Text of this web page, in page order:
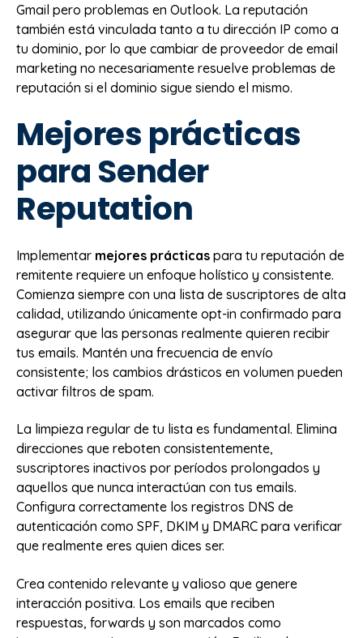
Gmail pero problemas en Outlook. La reputación
también está vinculada tanto a tu dirección IP como a
tu dominio, por lo que cambiar de proveedor de email
marketing no necesariamente resuelve problemas de
reputación si el dominio sigue siendo el mismo.
Mejores prácticas
para Sender
Reputation
Implementar mejores prácticas para tu reputación de
remitente requiere un enfoque holístico y consistente.
Comienza siempre con una lista de suscriptores de alta
calidad, utilizando únicamente opt-in confirmado para
asegurar que las personas realmente quieren recibir
tus emails. Mantén una frecuencia de envío
consistente; los cambios drásticos en volumen pueden
activar filtros de spam.
La limpieza regular de tu lista es fundamental. Elimina
direcciones que reboten consistentemente,
suscriptores inactivos por períodos prolongados y
aquellos que nunca interactúan con tus emails.
Configura correctamente los registros DNS de
autenticación como SPF, DKIM y DMARC para verificar
que realmente eres quien dices ser.
Crea contenido relevante y valioso que genere
interacción positiva. Los emails que reciben
respuestas, forwards y son marcados como